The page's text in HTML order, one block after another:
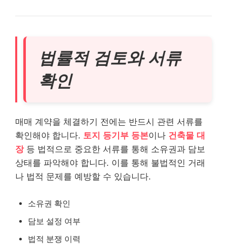
법률적 검토와 서류
확인
매매 계약을 체결하기 전에는 반드시 관련 서류를
확인해야 합니다. 토지 등기부 등본이나 건축물 대
장등 법적으로 중요한 서류를 통해 소유권과 담보
상태를 파악해야 합니다. 이를 통해 불법적인 거래
나 법적 문제를 예방할 수 있습니다.
소유권 확인
담보 설정 여부
법적 분쟁 이력